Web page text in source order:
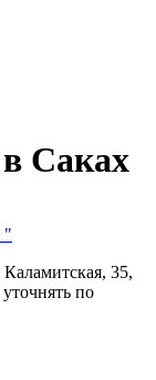
Саках
"
35,
по